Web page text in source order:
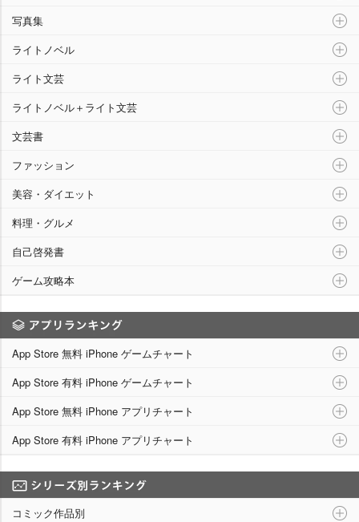
写真集
ライトノベル
ライト文芸
ライトノベル＋ライト文芸
文芸書
ファッション
美容・ダイエット
料理・グルメ
自己啓発書
ゲーム攻略本
App Store 無料 iPhone ゲームチャート
App Store 有料 iPhone ゲームチャート
App Store 無料 iPhone アプリチャート
App Store 有料 iPhone アプリチャート
コミック作品別